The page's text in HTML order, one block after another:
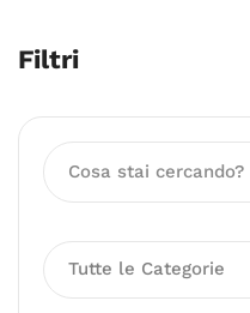
Filtri
Tutte le Categorie